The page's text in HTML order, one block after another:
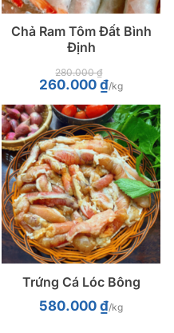
Chả Ram Tôm Đất Bình
Định
280.000₫
Giá
gốc
280.000 ₫.
260.000 ₫Giá
hiện
là:
260.000 ₫.
/kg
Trứng Cá Lóc Bông
580.000 ₫/kg